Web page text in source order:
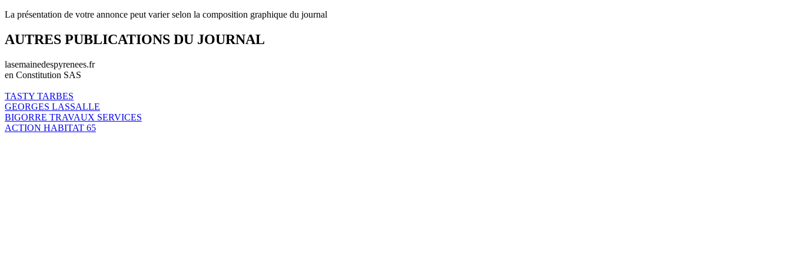
La présentation de votre annonce peut varier selon la composition graphique du journal
AUTRES PUBLICATIONS DU JOURNAL
lasemainedespyrenees.fr
en Constitution SAS
TASTY TARBES
GEORGES LASSALLE
BIGORRE TRAVAUX SERVICES
ACTION HABITAT 65